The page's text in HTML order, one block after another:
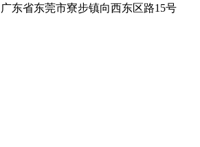
东省东莞市寮步镇向西东区路15号